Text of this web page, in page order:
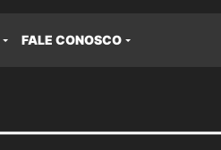
FALE CONOSCO